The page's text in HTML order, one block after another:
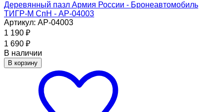
Деревянный пазл Армия России - Бронеавтомобиль
ТИГР-М СпН - АР-04003
Артикул: АР-04003
1 190 ₽
1 690 ₽
В наличии
В корзину